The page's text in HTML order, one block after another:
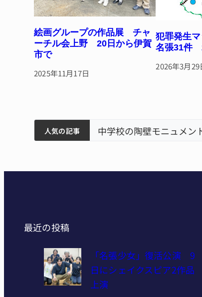
絵画グループの作品展 チャ
ーチル会上野 20日から伊賀
市で
2025年11月17日
犯罪発生
名張31件
2026年3月29
人気の記事 中学校の陶壁モニュメ
最近の投稿
「名張少女」復活公演 9
日にシェイクスピア2作品
上演